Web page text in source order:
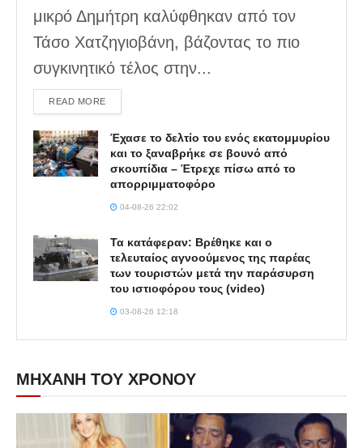
μικρό Δημήτρη καλύφθηκαν από τον
Τάσο Χατζηγιοβάνη, βάζοντας το πιο
συγκινητικό τέλος στην...
READ MOREDETAILS
Έχασε το δελτίο του ενός εκατομμυρίου
και το ξαναβρήκε σε βουνό από
σκουπίδια – Έτρεχε πίσω από το
απορριμματοφόρο
04-08-26 22:02
Τα κατάφεραν: Βρέθηκε και ο
τελευταίος αγνοούμενος της παρέας
των τουριστών μετά την παράσυρση
του ιστιοφόρου τους (video)
03-08-26 12:18
ΜΗΧΑΝΗ ΤΟΥ ΧΡΟΝΟΥ